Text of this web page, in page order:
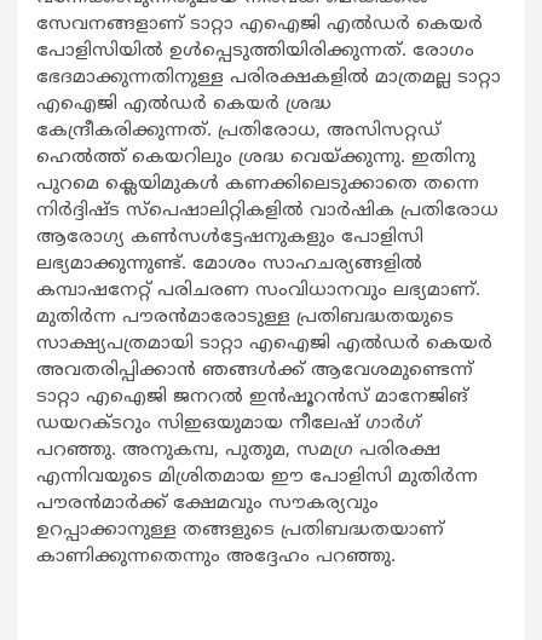
സേവനങ്ങളാണ് ടാറ്റാ എഐജി എല്‍ഡര്‍ കെയര്‍
പോളിസിയില്‍ ഉള്‍പ്പെടുത്തിയിരിക്കുന്നത്. രോഗം
ഭേദമാക്കുന്നതിനുള്ള പരിരക്ഷകളില്‍ മാത്രമല്ല ടാറ്റാ
എഐജി എല്‍ഡര്‍ കെയര്‍ ശ്രദ്ധ
കേന്ദ്രീകരിക്കുന്നത്. പ്രതിരോധ, അസിസറ്റഡ്
ഹെല്‍ത്ത് കെയറിലും ശ്രദ്ധ വെയ്ക്കുന്നു. ഇതിനു
പുറമെ ക്ലെയിമുകള്‍ കണക്കിലെടുക്കാതെ തന്നെ
നിര്‍ദ്ദിഷ്ട സ്പെഷാലിറ്റികളില്‍ വാര്‍ഷിക പ്രതിരോധ
ആരോഗ്യ കണ്‍സള്‍ട്ടേഷനുകളും പോളിസി
ലഭ്യമാക്കുന്നുണ്ട്. മോശം സാഹചര്യങ്ങളില്‍
കമ്പാഷനേറ്റ് പരിചരണ സംവിധാനവും ലഭ്യമാണ്.
മുതിര്‍ന്ന പൗരന്‍മാരോടുള്ള പ്രതിബദ്ധതയുടെ
സാക്ഷ്യപത്രമായി ടാറ്റാ എഐജി എല്‍ഡര്‍ കെയര്‍
അവതരിപ്പിക്കാന്‍ ഞങ്ങള്‍ക്ക് ആവേശമുണ്ടെന്ന്
ടാറ്റാ എഐജി ജനറല്‍ ഇന്‍ഷൂറന്‍സ് മാനേജിങ്
ഡയറക്ടറും സിഇഒയുമായ നീലേഷ് ഗാര്‍ഗ്
പറഞ്ഞു. അനുകമ്പ, പുതുമ, സമഗ്ര പരിരക്ഷ
എന്നിവയുടെ മിശ്രിതമായ ഈ പോളിസി മുതിര്‍ന്ന
പൗരന്‍മാര്‍ക്ക് ക്ഷേമവും സൗകര്യവും
ഉറപ്പാക്കാനുള്ള തങ്ങളുടെ പ്രതിബദ്ധതയാണ്
കാണിക്കുന്നതെന്നും അദ്ദേഹം പറഞ്ഞു.